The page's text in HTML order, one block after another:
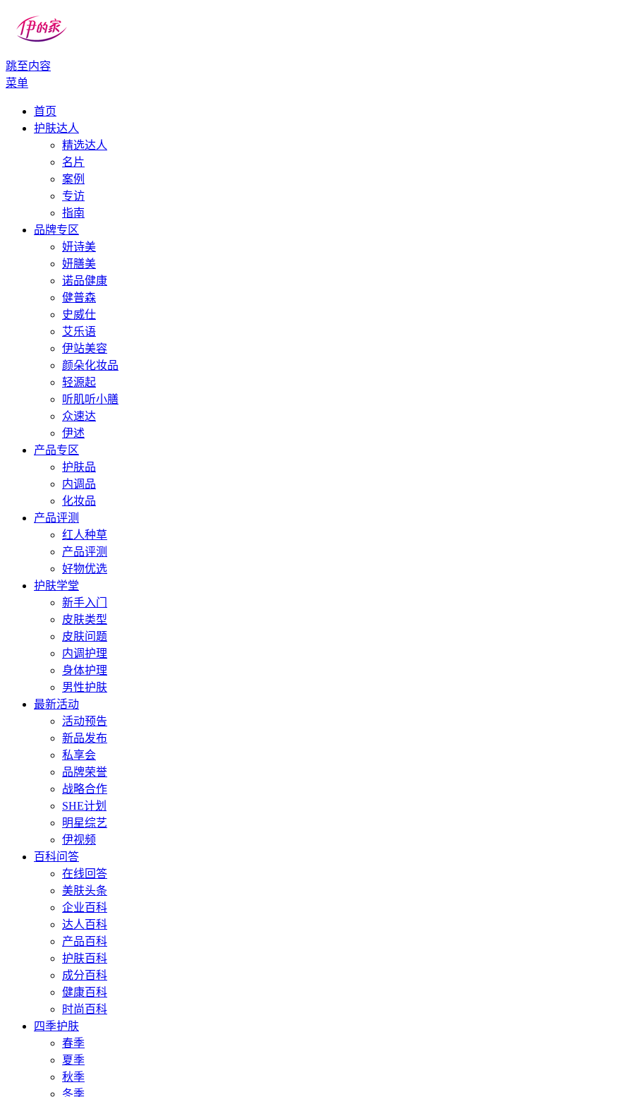
伊的家
伊的家护肤社区官网
跳至内容
菜单
首页
护肤达人
精选达人
名片
案例
专访
指南
品牌专区
妍诗美
妍膳美
诺品健康
健普森
史威仕
艾乐语
伊站美容
颜朵化妆品
轻源起
听肌听小膳
众速达
伊述
产品专区
护肤品
内调品
化妆品
产品评测
红人种草
产品评测
好物优选
护肤学堂
新手入门
皮肤类型
皮肤问题
内调护理
身体护理
男性护肤
最新活动
活动预告
新品发布
私享会
品牌荣誉
战略合作
SHE计划
明星综艺
伊视频
百科问答
在线回答
美肤头条
企业百科
达人百科
产品百科
护肤百科
成分百科
健康百科
时尚百科
四季护肤
春季
夏季
秋季
冬季